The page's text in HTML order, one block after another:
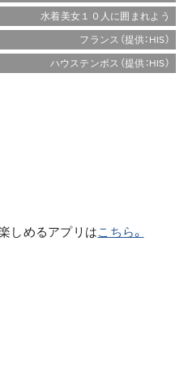
水着美女１０人に囲まれよう
フランス（提供：HIS）
ハウステンボス（提供：HIS）
しめるアプリはこちら。